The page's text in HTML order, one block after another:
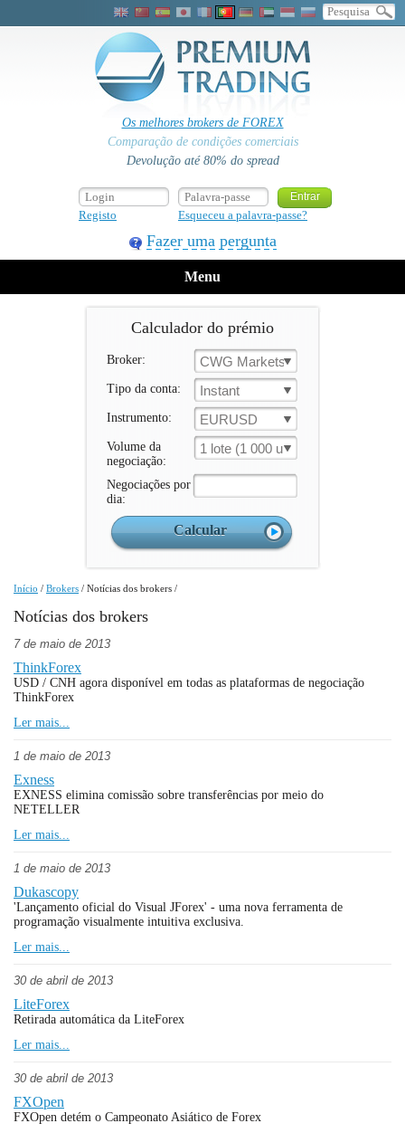
Os melhores brokers de FOREX
Comparação de condições comerciais
Devolução até 80% do spread
Registo Esqueceu a palavra-passe?
Fazer uma pergunta
Menu
Calculador do prémio
Broker: CWG Markets
Tipo da conta: Instant
Instrumento: EURUSD
Volume da
negociação:
1 lote (1 000 un.)
Negociações por
dia:
Início / Brokers / Notícias dos brokers /
Notícias dos brokers
7 de maio de 2013
ThinkForex
USD / CNH agora disponível em todas as plataformas de negociação
ThinkForex
Ler mais...
1 de maio de 2013
Exness
EXNESS elimina comissão sobre transferências por meio do
NETELLER
Ler mais...
1 de maio de 2013
Dukascopy
'Lançamento oficial do Visual JForex' - uma nova ferramenta de
programação visualmente intuitiva exclusiva.
Ler mais...
30 de abril de 2013
LiteForex
Retirada automática da LiteForex
Ler mais...
30 de abril de 2013
FXOpen
FXOpen detém o Campeonato Asiático de Forex